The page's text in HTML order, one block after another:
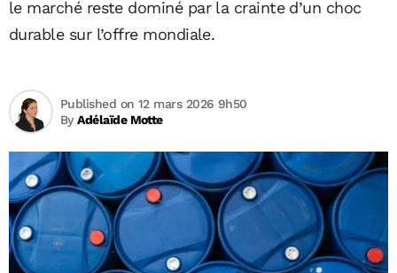
le marché reste dominé par la crainte d’un choc
durable sur l’offre mondiale.
ByAdélaïde Motte
Published on 12 mars 2026 9h50